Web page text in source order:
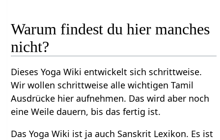
Warum findest du hier manches
nicht?
Dieses Yoga Wiki entwickelt sich schrittweise.
Wir wollen schrittweise alle wichtigen Tamil
Ausdrücke hier aufnehmen. Das wird aber noch
eine Weile dauern, bis das fertig ist.
Das Yoga Wiki ist ja auch Sanskrit Lexikon. Es ist